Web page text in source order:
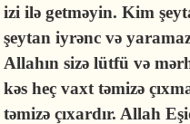
izi ilə getməyin. Kim
şeytan iyrənc və
Allahın sizə lütfü və
kəs heç vaxt təmizə
təmizə çıxardır. Allah